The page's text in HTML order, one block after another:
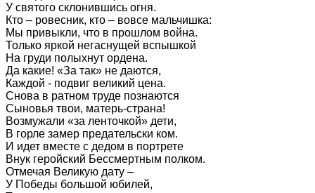
У святого склонившись огня.
Кто – ровесник, кто – вовсе мальчишка:
Мы привыкли, что в прошлом война.
Только яркой негаснущей вспышкой
На груди полыхнут ордена.
Да какие! «За так» не даются,
Каждой - подвиг великий цена.
Снова в ратном труде познаются
Сыновья твои, матерь-страна!
Возмужали «за ленточкой» дети,
В горле замер предательски ком.
И идет вместе с дедом в портрете
Внук геройский Бессмертным полком.
Отмечая Великую дату –
У Победы большой юбилей,